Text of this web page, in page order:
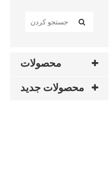
محصولات
محصولات جدید